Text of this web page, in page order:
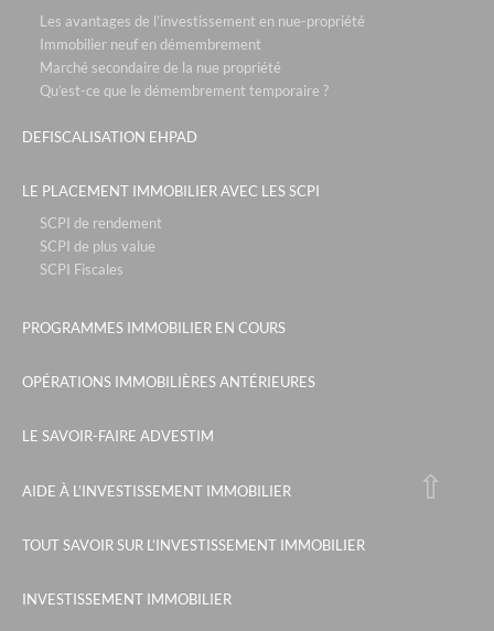
Les avantages de l’investissement en nue-propriété
Immobilier neuf en démembrement
Marché secondaire de la nue propriété
Qu’est-ce que le démembrement temporaire ?
DEFISCALISATION EHPAD
LE PLACEMENT IMMOBILIER AVEC LES SCPI
SCPI de rendement
SCPI de plus value
SCPI Fiscales
PROGRAMMES IMMOBILIER EN COURS
OPÉRATIONS IMMOBILIÈRES ANTÉRIEURES
LE SAVOIR-FAIRE ADVESTIM
AIDE À L’INVESTISSEMENT IMMOBILIER
TOUT SAVOIR SUR L’INVESTISSEMENT IMMOBILIER
INVESTISSEMENT IMMOBILIER